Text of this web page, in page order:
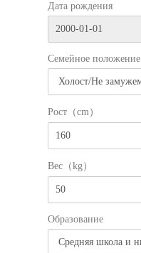
Дата рождения
Семейное положение
Рост（cm）
Вес（kg）
Образование